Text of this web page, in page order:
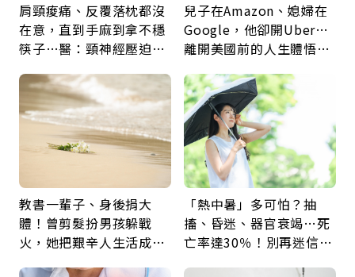
肩頸痠痛、反覆落枕都沒
在意，直到手麻到拿不穩
筷子…醫：頸神經壓迫上
鍵
兒子在Amazon、媳婦在
Google，他卻開Uber…
離開美國前的人生體悟：
教書一輩子、身後捐大
體！曾剪髮扮男孩躲戰
火，她把艱辛人生活成風
「熱中暑」多可怕？抽
搐、昏迷、器官衰竭…死
亡率達30％！別再迷信